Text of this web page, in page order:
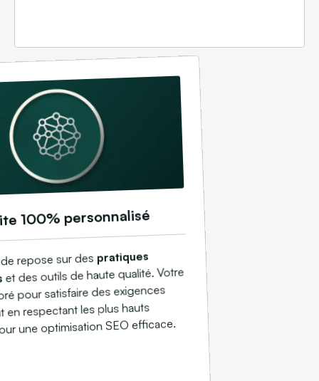
100% personnalisé
repose sur des pratiques
et des outils de haute qualité. Votre
pour satisfaire des exigences
en respectant les plus hauts
une optimisation SEO efficace.